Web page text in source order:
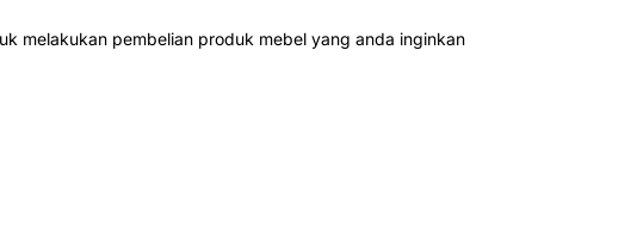
melakukan pembelian produk mebel yang anda inginkan